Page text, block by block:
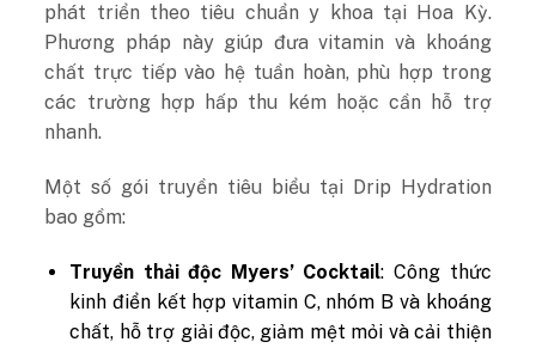
phát triển theo tiêu chuẩn y khoa tại Hoa Kỳ.
Phương pháp này giúp đưa vitamin và khoáng
chất trực tiếp vào hệ tuần hoàn, phù hợp trong
các trường hợp hấp thu kém hoặc cần hỗ trợ
nhanh.
Một số gói truyền tiêu biểu tại Drip Hydration
bao gồm:
Truyền thải độc Myers’ Cocktail: Công thức
kinh điển kết hợp vitamin C, nhóm B và khoáng
chất, hỗ trợ giải độc, giảm mệt mỏi và cải thiện